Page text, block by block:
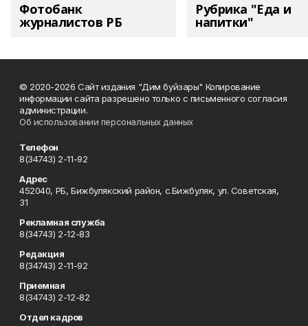
Фотобанк
журналистов РБ
Рубрика "Еда и
напитки"
© 2020-2026 Сайт издания "Дим буйзары" Копирование
информации сайта разрешено только с письменного согласия
администрации.
Об использовании персональных данных
Телефон
8(34743) 2-11-92
Адрес
452040, РБ, Бижбулякский район, с.Бижбуляк, ул. Советская,
31
Рекламная служба
8(34743) 2-12-83
Редакция
8(34743) 2-11-92
Приемная
8(34743) 2-12-82
Отдел кадров